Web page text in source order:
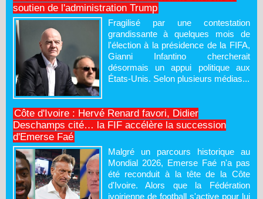
soutien de l'administration Trump
Fragilisé par une contestation
grandissante à quelques mois de
l'élection à la présidence de la FIFA,
Gianni Infantino chercherait
désormais un appui politique aux
États-Unis. Selon plusieurs médias...
Côte d'Ivoire : Hervé Renard favori, Didier
Deschamps cité… la FIF accélère la succession
d'Emerse Faé
Malgré un parcours historique au
Mondial 2026, Emerse Faé n'a pas
été reconduit à la tête de la Côte
d'Ivoire. Alors que la Fédération
ivoirienne de football s'active pour lui